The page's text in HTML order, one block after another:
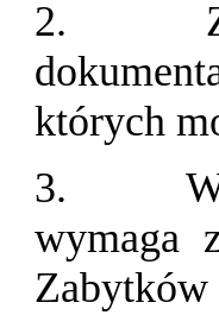
2.
których
3.
wymaga
Zabytków